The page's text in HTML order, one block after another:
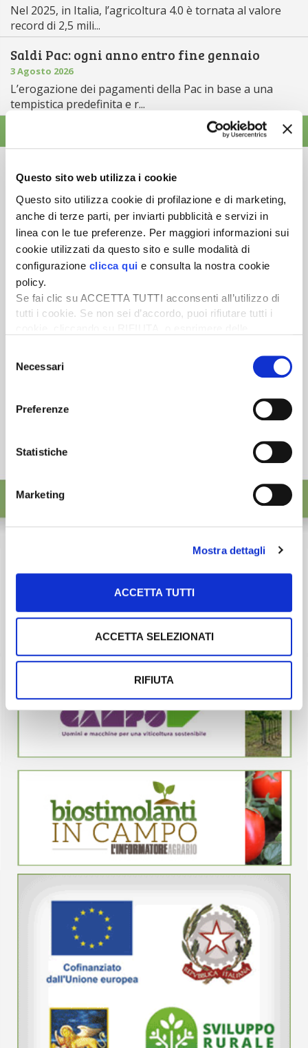
Questo sito web utilizza i cookie
Questo sito utilizza cookie di profilazione e di marketing,
anche di terze parti, per inviarti pubblicità e servizi in
linea con le tue preferenze. Per maggiori informazioni sui
cookie utilizzati da questo sito e sulle modalità di
configurazione clicca qui e consulta la nostra cookie
policy.
Se fai clic su ACCETTA TUTTI acconsenti all’utilizzo di
tutti i cookie. Se non sei d’accordo, puoi rifiutare tutti i
desideri accettare e cliccando ACCETTA SELEZIONATI.
delNecessari
Preferenze
Statistiche
Marketing
Mostra dettagli
ACCETTA TUTTI
ACCETTA SELEZIONATI
RIFIUTA
Nel 2025, in Italia, l’agricoltura 4.0 è tornata al valore
record di 2,5 mili...
Saldi Pac: ogni anno entro fine gennaio
3 Agosto 2026
L’erogazione dei pagamenti della Pac in base a una
tempistica predefinita e r...
Newsletter
Scopri un servizio d'informazione di alta qualità. Tagliato sulle tue
esigenze.